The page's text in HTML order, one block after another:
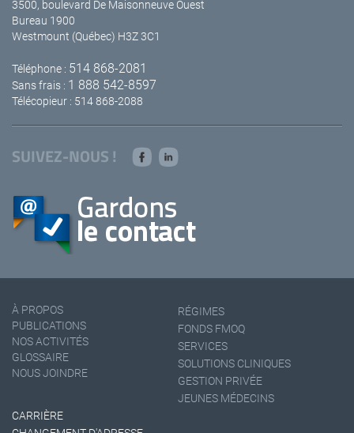
3500, boulevard De Maisonneuve Ouest
Bureau 1900
Westmount (Québec) H3Z 3C1
Téléphone : 514 868-2081
Sans frais : 1 888 542-8597
Télécopieur : 514 868-2088
SUIVEZ-NOUS !
À PROPOS
PUBLICATIONS
NOS ACTIVITÉS
GLOSSAIRE
NOUS JOINDRE
RÉGIMES
FONDS FMOQ
SERVICES
SOLUTIONS CLINIQUES
GESTION PRIVÉE
JEUNES MÉDECINS
CARRIÈRE